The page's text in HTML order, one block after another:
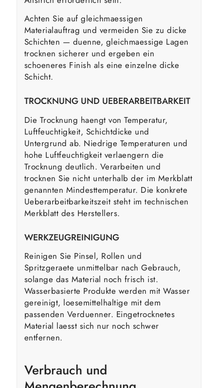
Achten Sie auf gleichmaessigen
Materialauftrag und vermeiden Sie zu dicke
Schichten — duenne, gleichmaessige Lagen
trocknen sicherer und ergeben ein
schoeneres Finish als eine einzelne dicke
Schicht.
TROCKNUNG UND UEBERARBEITBARKEIT
Die Trocknung haengt von Temperatur,
Luftfeuchtigkeit, Schichtdicke und
Untergrund ab. Niedrige Temperaturen und
hohe Luftfeuchtigkeit verlaengern die
Trocknung deutlich. Verarbeiten und
trocknen Sie nicht unterhalb der im Merkblatt
genannten Mindesttemperatur. Die konkrete
Ueberarbeitbarkeitszeit steht im technischen
Merkblatt des Herstellers.
WERKZEUGREINIGUNG
Reinigen Sie Pinsel, Rollen und
Spritzgeraete unmittelbar nach Gebrauch,
solange das Material noch frisch ist.
Wasserbasierte Produkte werden mit Wasser
gereinigt, loesemittelhaltige mit dem
passenden Verduenner. Eingetrocknetes
Material laesst sich nur noch schwer
entfernen.
Verbrauch und